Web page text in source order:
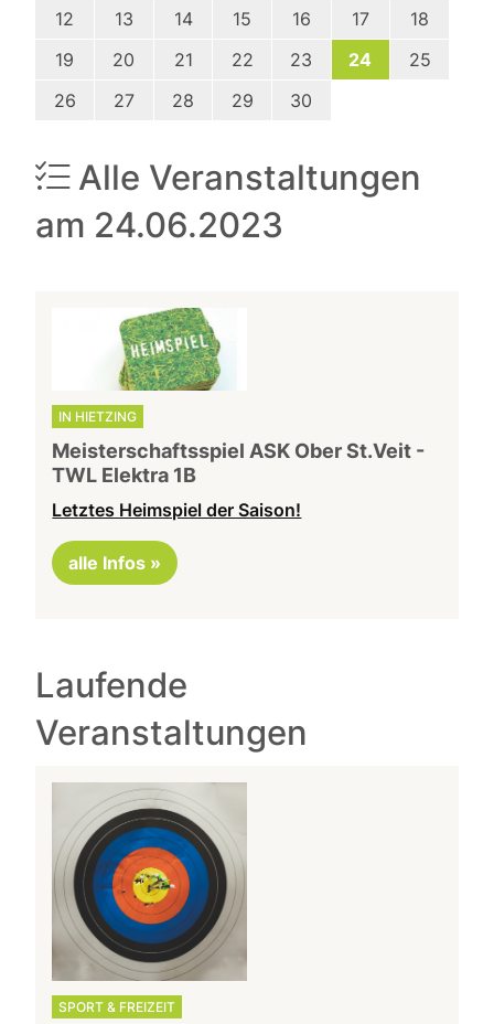
12
13 14 15 16 17
18
19
20 21 22 23 24
25
26
27 28 29 30
Alle Veranstaltungen
am 24.06.2023
IN HIETZING
Meisterschaftsspiel ASK Ober St.Veit -
TWL Elektra 1B
Letztes Heimspiel der Saison!
alle Infos »
Laufende
Veranstaltungen
SPORT & FREIZEIT